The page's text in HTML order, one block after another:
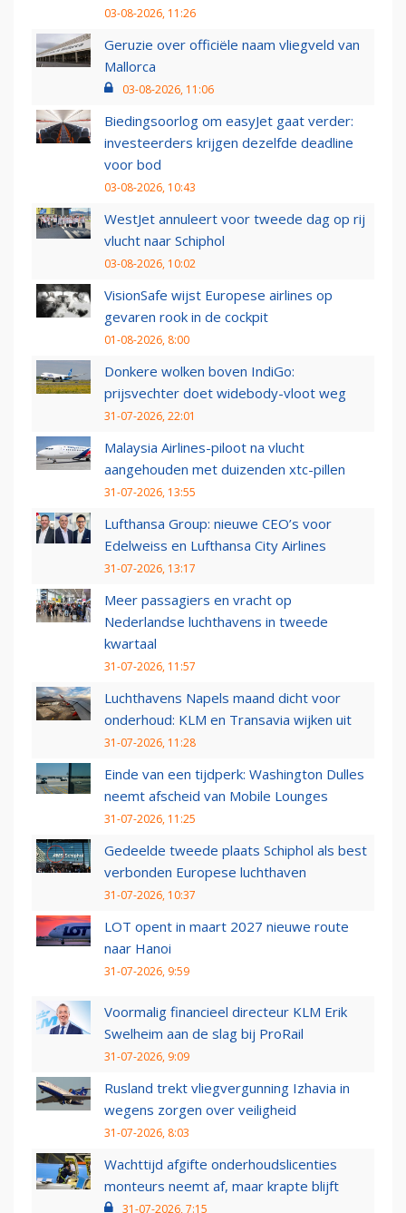
03-08-2026, 11:26
Geruzie over officiële naam vliegveld van
Mallorca
03-08-2026, 11:06
Biedingsoorlog om easyJet gaat verder:
investeerders krijgen dezelfde deadline
voor bod
03-08-2026, 10:43
WestJet annuleert voor tweede dag op rij
vlucht naar Schiphol
03-08-2026, 10:02
VisionSafe wijst Europese airlines op
gevaren rook in de cockpit
01-08-2026, 8:00
Donkere wolken boven IndiGo:
prijsvechter doet widebody-vloot weg
31-07-2026, 22:01
Malaysia Airlines-piloot na vlucht
aangehouden met duizenden xtc-pillen
31-07-2026, 13:55
Lufthansa Group: nieuwe CEO’s voor
Edelweiss en Lufthansa City Airlines
31-07-2026, 13:17
Meer passagiers en vracht op
Nederlandse luchthavens in tweede
kwartaal
31-07-2026, 11:57
Luchthavens Napels maand dicht voor
onderhoud: KLM en Transavia wijken uit
31-07-2026, 11:28
Einde van een tijdperk: Washington Dulles
neemt afscheid van Mobile Lounges
31-07-2026, 11:25
Gedeelde tweede plaats Schiphol als best
verbonden Europese luchthaven
31-07-2026, 10:37
LOT opent in maart 2027 nieuwe route
naar Hanoi
31-07-2026, 9:59
Voormalig financieel directeur KLM Erik
Swelheim aan de slag bij ProRail
31-07-2026, 9:09
Rusland trekt vliegvergunning Izhavia in
wegens zorgen over veiligheid
31-07-2026, 8:03
Wachttijd afgifte onderhoudslicenties
monteurs neemt af, maar krapte blijft
31-07-2026, 7:15